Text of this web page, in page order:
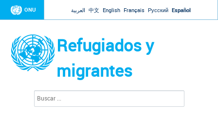
Jump to navigation
ONU العربية 中文 English Français Русский Español
Refugiados y
migrantes
s